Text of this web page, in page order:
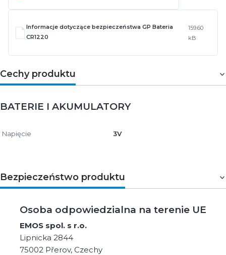
Informacje dotyczące bezpieczeństwa GP Bateria
CR1220
159.60
kB
Cechy produktu
BATERIE I AKUMULATORY
Napięcie 3V
Bezpieczeństwo produktu
Osoba odpowiedzialna na terenie UE
EMOS spol. s r.o.
Lipnicka 2844
75002 Přerov, Czechy